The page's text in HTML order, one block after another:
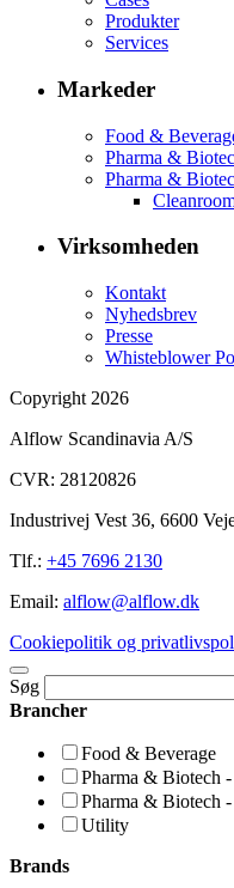
Produkter
Services
Markeder
Food &
Pharma &
Pharma &
Virksomheden
Kontakt
Nyhedsbrev
Presse
Whisteblower
Copyright 2026
Alflow Scandinavia A/S
CVR: 28120826
Industrivej Vest 36, 6600
Tlf.: +45 7696 2130
Email: alflow@alflow.dk
Cookiepolitik og
Søg
Brancher
Food & Beverage
Pharma & Biotech
Pharma & Biotech
Utility
Brands